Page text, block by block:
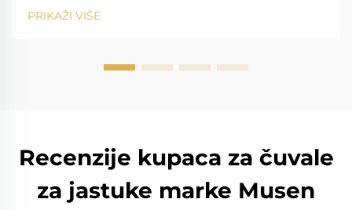
previše znoje i osobe osjetljive na alergene. Saznajte
više.
PRIKAŽI VIŠE
Recenzije kupaca za čuvale
za jastuke marke Musen